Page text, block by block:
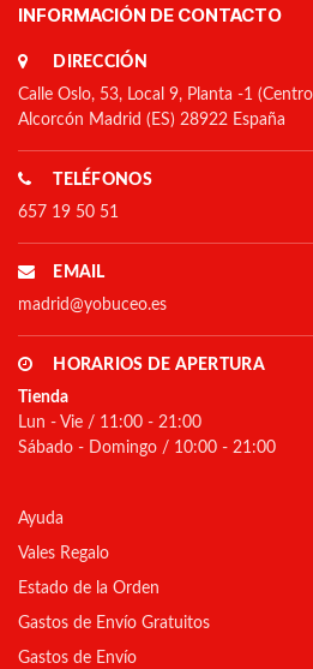
INFORMACIÓN DE CONTACTO
DIRECCIÓN
Calle Oslo, 53, Local 9, Planta -1
Alcorcón Madrid (ES) 28922 España
TELÉFONOS
657 19 50 51
EMAIL
madrid@yobuceo.es
HORARIOS DE APERTURA
Tienda
Lun - Vie / 11:00 - 21:00
Sábado - Domingo / 10:00 - 21:00
Ayuda
Vales Regalo
Estado de la Orden
Gastos de Envío Gratuitos
Gastos de Envío